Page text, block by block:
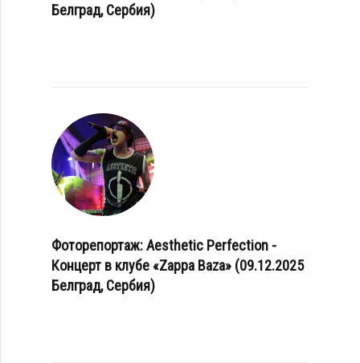
Белград, Сербия)
Фоторепортаж: Aesthetic Perfection -
Концерт в клубе «Zappa Baza» (09.12.2025
Белград, Сербия)